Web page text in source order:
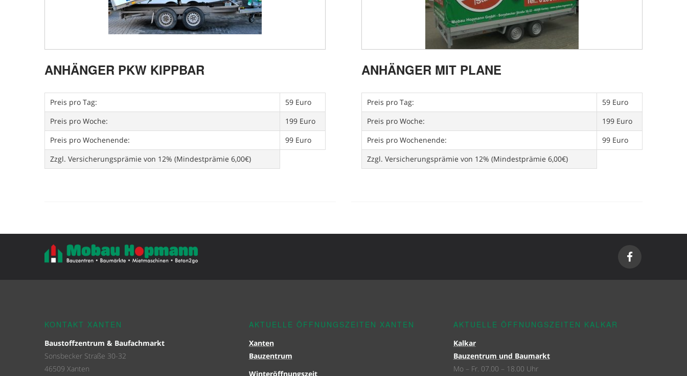
ANHÄNGER PKW KIPPBAR
Preis pro Tag:
59 Euro
Preis pro Woche:
199 Euro
Preis pro Wochenende:
99 Euro
Zzgl. Versicherungsprämie von 12% (Mindestprämie 6,00€)
ANHÄNGER MIT PLANE
Preis pro Tag:
59 Euro
Preis pro Woche:
199 Euro
Preis pro Wochenende:
99 Euro
Zzgl. Versicherungsprämie von 12% (Mindestprämie 6,00€)
KONTAKT XANTEN
Baustoffzentrum & Baufachmarkt
Sonsbecker Straße 30-32
46509 Xanten
AKTUELLE ÖFFNUNGSZEITEN XANTEN
Xanten
Bauzentrum
Winteröffnungszeit
AKTUELLE ÖFFNUNGSZEITEN KALKAR
Kalkar
Bauzentrum und Baumarkt
Mo – Fr. 07.00 – 18.00 Uhr